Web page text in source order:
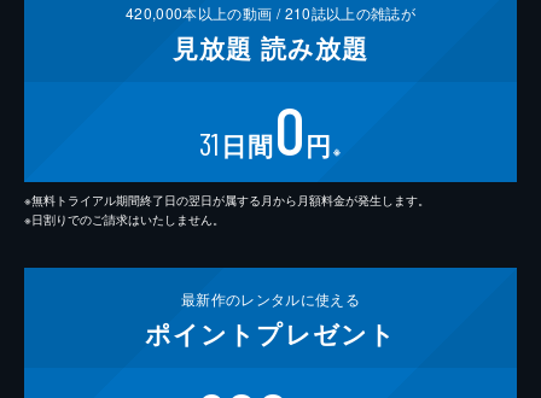
420,000本以上の動画 /210誌以上の雑誌が
見放題 読み放題
31 日間0円 ※
※無料トライアル期間終了日の翌日が属する月から月額料金が発生します。
※日割りでのご請求はいたしません。
最新作のレンタルに使える
ポイント プレゼント